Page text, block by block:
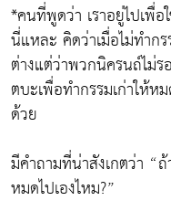
*คนที่พูดว่า เราอยู่ไปเพื่
นี่แหละ คิดว่าเมื่อไม่ทำก
ต่างแต่ว่าพวกนิครนถ์ไม่ร
ตบะเพื่อทำกรรมเก่าให้ห
ด้วย
มีคำถามที่น่าสังเกตว่า “
หมดไปเองไหม?”